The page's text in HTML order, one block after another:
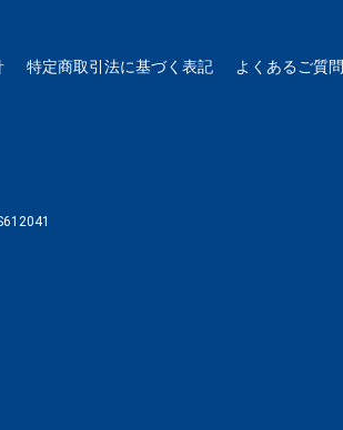
特定商取引法に基づく表記 よくあるご質問